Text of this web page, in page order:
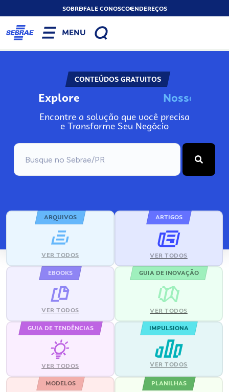
SOBREFALE CONOSCOENDEREÇOS
MENU
CONTEÚDOS GRATUITOS
Explore Nosso
Encontre a solução que você precisa
e Transforme Seu Negócio
ARQUIVOS
VER TODOS
ARTIGOS
VER TODOS
EBOOKS
VER TODOS
GUIA DE INOVAÇÃO
VER TODOS
GUIA DE TENDÊNCIAS
VER TODOS
IMPULSIONA
VER TODOS
MODELOS PLANILHAS